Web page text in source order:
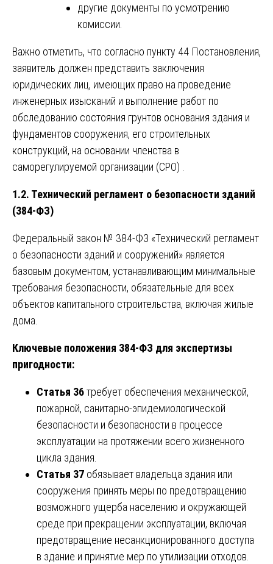
другие документы по усмотрению
комиссии.
Важно отметить, что согласно пункту 44 Постановления,
заявитель должен представить заключения
юридических лиц, имеющих право на проведение
инженерных изысканий и выполнение работ по
обследованию состояния грунтов основания здания и
фундаментов сооружения, его строительных
конструкций, на основании членства в
саморегулируемой организации (СРО) .
1.2. Технический регламент о безопасности зданий
(384-ФЗ)
Федеральный закон № 384-ФЗ «Технический регламент
о безопасности зданий и сооружений» является
базовым документом, устанавливающим минимальные
требования безопасности, обязательные для всех
объектов капитального строительства, включая жилые
дома.
Ключевые положения 384-ФЗ для экспертизы
пригодности:
Статья 36требует обеспечения механической,
пожарной, санитарно-эпидемиологической
безопасности и безопасности в процессе
эксплуатации на протяжении всего жизненного
цикла здания.
Статья 37 обязывает владельца здания или
сооружения принять меры по предотвращению
возможного ущерба населению и окружающей
среде при прекращении эксплуатации, включая
предотвращение несанкционированного доступа
в здание и принятие мер по утилизации отходов.